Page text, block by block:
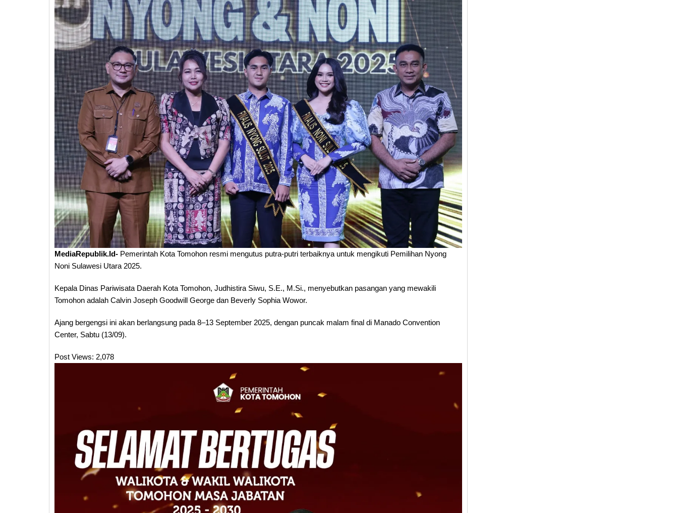
MediaRepublik.Id- Pemerintah Kota Tomohon resmi mengutus putra-putri terbaiknya untuk mengikuti Pemilihan Nyong
Noni Sulawesi Utara 2025.
Kepala Dinas Pariwisata Daerah Kota Tomohon, Judhistira Siwu, S.E., M.Si., menyebutkan pasangan yang mewakili
Tomohon adalah Calvin Joseph Goodwill George dan Beverly Sophia Wowor.
Ajang bergengsi ini akan berlangsung pada 8–13 September 2025, dengan puncak malam final di Manado Convention
Center, Sabtu (13/09).
Post Views: 2,078